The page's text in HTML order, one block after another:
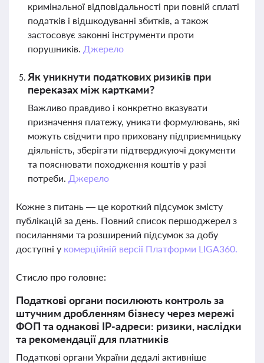
кримінальної відповідальності при повній сплаті
податків і відшкодуванні збитків, а також
застосовує законні інструменти проти
порушників. Джерело
Як уникнути податкових ризиків при
переказах між картками?
Важливо правдиво і конкретно вказувати
призначення платежу, уникати формулювань, які
можуть свідчити про приховану підприємницьку
діяльність, зберігати підтверджуючі документи
та пояснювати походження коштів у разі
потреби. Джерело
Кожне з питань — це короткий підсумок змісту
публікацій за день. Повний список першоджерел з
посиланнями та розширений підсумок за добу
доступні у комерційній версії Платформи LIGA360.
Стисло про головне:
Податкові органи посилюють контроль за
штучним дробленням бізнесу через мережі
ФОП та однакові IP-адреси: ризики, наслідки
та рекомендації для платників
Податкові органи України дедалі активніше